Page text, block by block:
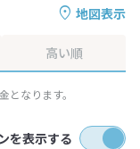
地図表示
高い順
なります。
を表示する